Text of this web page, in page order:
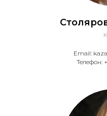
Email:
Телефон: